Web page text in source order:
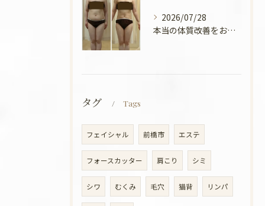
2026/07/28
本当の体質改善をお手伝い✨
タグ Tags
フェイシャル 前橋市 エステ
フォースカッター 肩こり シミ
シワ むくみ 毛穴 猫背 リンパ